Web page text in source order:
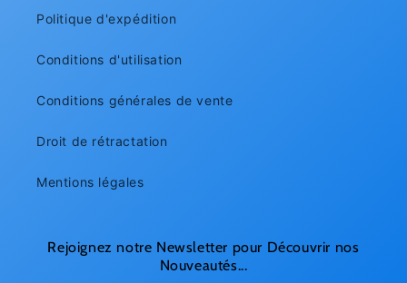
Politique d'expédition
Conditions d'utilisation
Conditions générales de vente
Droit de rétractation
Mentions légales
Rejoignez notre Newsletter pour Découvrir nos
Nouveautés...